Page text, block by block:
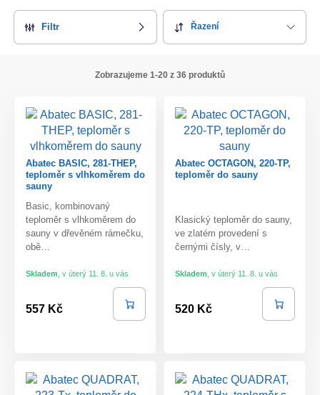
Filtr Řazení
Zobrazujeme 1-20 z 36 produktů
Abatec BASIC, 281-THEP,
teploměr s vlhkoměrem do
sauny
Basic, kombinovaný
teploměr s vlhkoměrem do
sauny v dřevěném rámečku,
obě…
Skladem v úterý 11. 8. u vás
557 Kč
Abatec OCTAGON, 220-TP,
teploměr do sauny
Klasický teploměr do sauny,
ve zlatém provedení s
černými čísly, v…
Skladem v úterý 11. 8. u vás
520 Kč